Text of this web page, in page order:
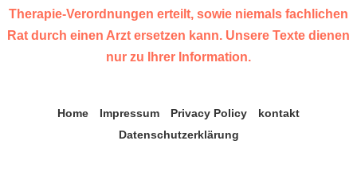
Therapie-Verordnungen erteilt, sowie niemals fachlichen
Rat durch einen Arzt ersetzen kann. Unsere Texte dienen
nur zu Ihrer Information.
Home Impressum Privacy Policy
kontakt
Datenschutzerklärung